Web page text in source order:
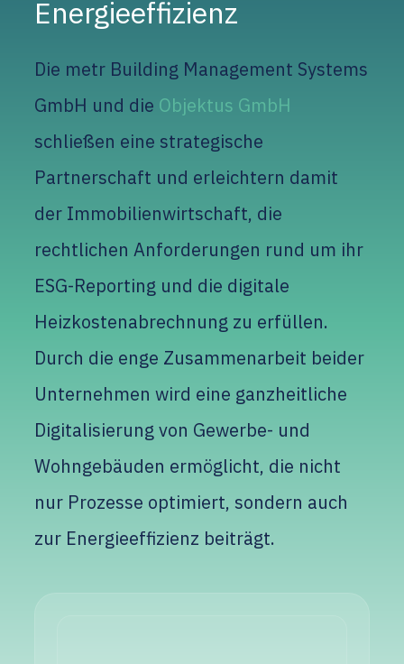
Energieeffizienz
Die metr Building Management Systems
GmbH und die Objektus GmbH
schließen eine strategische
Partnerschaft und erleichtern damit
der Immobilienwirtschaft, die
rechtlichen Anforderungen rund um ihr
ESG-Reporting und die digitale
Heizkostenabrechnung zu erfüllen.
Durch die enge Zusammenarbeit beider
Unternehmen wird eine ganzheitliche
Digitalisierung von Gewerbe- und
Wohngebäuden ermöglicht, die nicht
nur Prozesse optimiert, sondern auch
zur Energieeffizienz beiträgt.